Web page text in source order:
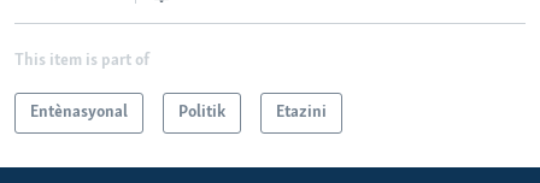
This item is part of
Entènasyonal Politik Etazini